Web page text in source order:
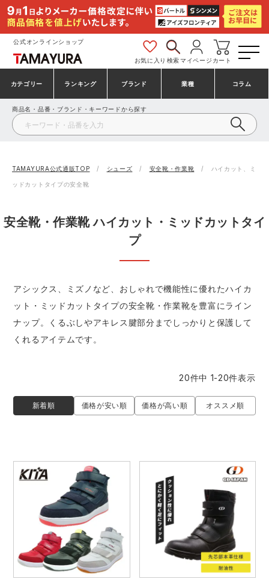
公式オンラインショップ
お気に入り 検索マイページ カート
カテゴリー
安全靴・作業靴
事務服・オフィスウェア
作業用手袋
アウトドア・スポーツ
安全保護具
レインウェア・カッパ
ヤッケ
ランキング
安全靴ランキング
安全靴スニーカーランキング
作業着ランキング
アウトドアウェアランキング
空調服ランキング
作業用ポロシャツランキング
作業用手袋ランキング
レインウェアランキング
ブランド
アシックス
プーマ コンバース（CONVERSE）
TSDESIGN
コーコス ジーベック
クロダルマ
クレヒフク
おたふく手袋 マック
GUSH FORCE CUP
GDジャパン カーシーカシマ
シンメン
業種
建設・建築作業服
製造・工場作業服
電気・設備作業服
配達・営業作業服
DIY・日曜大工作業服
運送・倉庫作業服
清掃・ビルメンテ作業服
夜間・高視認性安全服
コラム
商品名・品番・ブランド・キーワードから探す
TAMAYURA公式通販TOP シューズ 安全靴・作業靴 ハイカット、ミ
ッドカットタイプの安全靴
安全靴・作業靴 ハイカット・ミッドカットタイ
プ
アシックス、ミズノなど、おしゃれで機能性に優れたハイカ
ット・ミッドカットタイプの安全靴・作業靴を豊富にライン
ナップ。くるぶしやアキレス腱部分までしっかりと保護して
くれるアイテムです。
新着順 価格が安い順 価格が高い順 オススメ順
20件中 1-20件表示